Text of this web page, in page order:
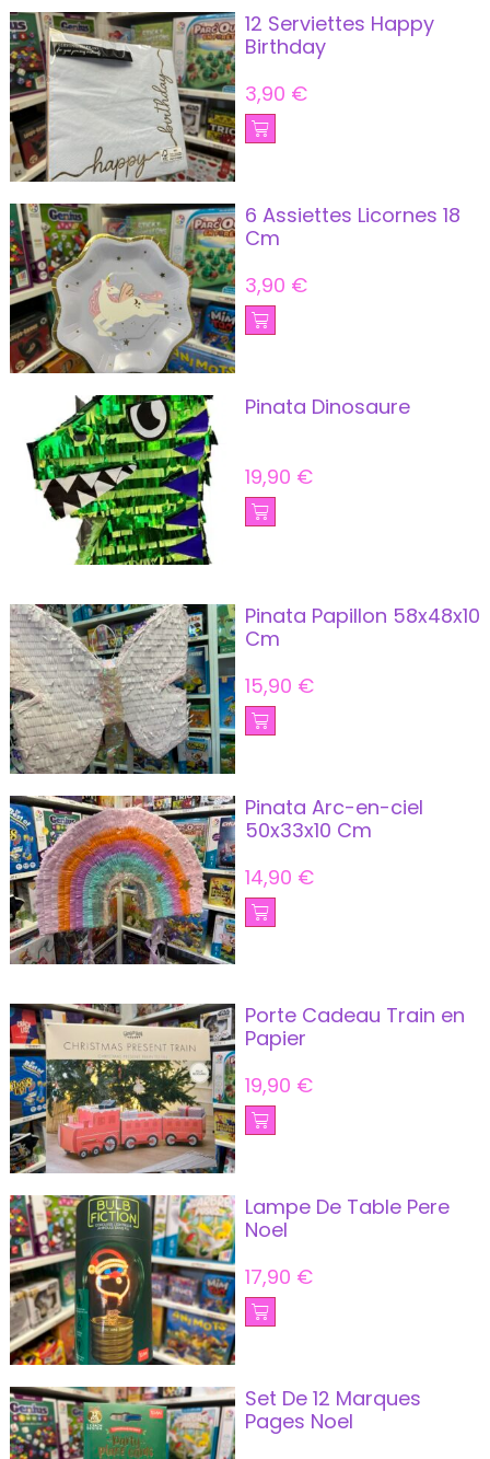
12 Serviettes Happy
Birthday
3,90 €
6 Assiettes Licornes 18
Cm
3,90 €
Pinata Dinosaure
19,90 €
Pinata Papillon 58x48x10
Cm
15,90 €
Pinata Arc-en-ciel
50x33x10 Cm
14,90 €
Porte Cadeau Train en
Papier
19,90 €
Lampe De Table Pere
Noel
17,90 €
Set De 12 Marques
Pages Noel